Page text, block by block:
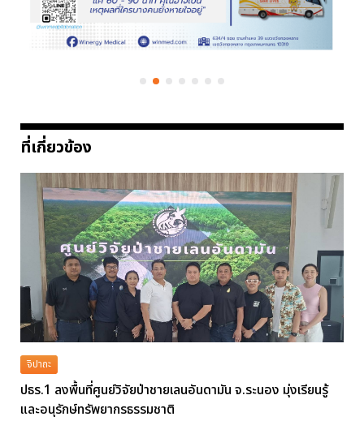
ที่เกี่ยวข้อง
จิปาถะ
ปธร.1 ลงพื้นที่ศูนย์วิจัยป่าชายเลนอันดามัน จ.ระนอง มุ่งเรียนรู้
และอนุรักษ์ทรัพยากรธรรมชาติ